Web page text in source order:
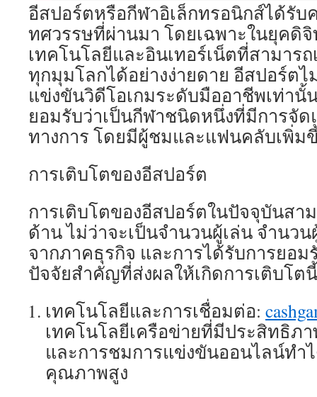
อีสปอร์ตหรือกีฬาอิเล็กทรอนิกส์ได้รับ
ทศวรรษที่ผ่านมา โดยเฉพาะในยุคดิ
เทคโนโลยีและอินเทอร์เน็ตที่สามาร
ทุกมุมโลกได้อย่างง่ายดาย อีสปอร์ตไ
แข่งขันวิดีโอเกมระดับมืออาชีพเท่านั้
ยอมรับว่าเป็นกีฬาชนิดหนึ่งที่มีการจัด
ทางการ โดยมีผู้ชมและแฟนคลับเพิ่ม
การเติบโตของอีสปอร์ต
การเติบโตของอีสปอร์ตในปัจจุบันสา
ด้าน ไม่ว่าจะเป็นจำนวนผู้เล่น จำนว
จากภาคธุรกิจ และการได้รับการยอ
ปัจจัยสำคัญที่ส่งผลให้เกิดการเติบโต
เทคโนโลยีและการเชื่อมต่อ:
เทคโนโลยีเครือข่ายที่มีประสิทธิภา
และการชมการแข่งขันออนไลน์ทำ
คุณภาพสูง